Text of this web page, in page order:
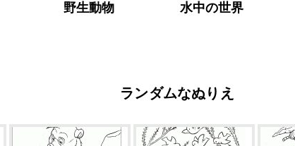
野生動物 水中の世界
ランダムなぬりえ